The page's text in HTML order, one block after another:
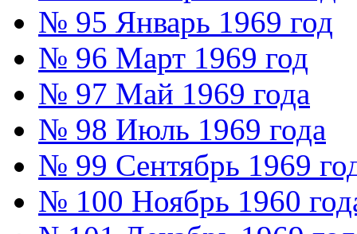
№ 95 Январь 1969 год
№ 96 Март 1969 год
№ 97 Май 1969 года
№ 98 Июль 1969 года
№ 99 Сентябрь 1969
№ 100 Ноябрь 1960